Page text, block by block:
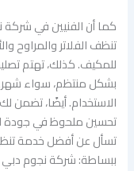
كما أن الفنيين في
تنظف الفلاتر والمراوح
للمكيف. كذلك، تهتم
بشكل منتظم، سواء
الاستخدام. أيضًا، تضمن
تحسين ملحوظ في جودة
تسأل عن أفضل خدمة
ببساطة: شركة نجوم